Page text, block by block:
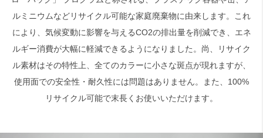
ルミニウムなどリサイクル可能な家庭廃棄物に由来します。これ
により、気候変動に影響を与えるCO2の排出量を削減でき、エネ
ルギー消費が大幅に軽減できるようになりました。尚、リサイク
ル素材はその特性上、全てのカラーに小さな斑点が現れますが、
使用面での安全性・耐久性には問題はありません。また、100%
リサイクル可能で末長くお使いいただけます。